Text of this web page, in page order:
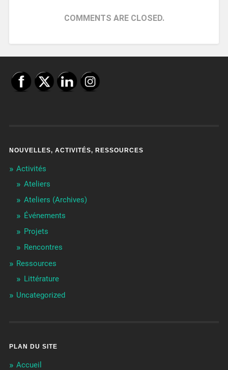
COMMENTS ARE CLOSED.
NOUVELLES, ACTIVITÉS, RESSOURCES
Activités
Ateliers
Ateliers (Archives)
Événements
Projets
Rencontres
Ressources
Littérature
Uncategorized
PLAN DU SITE
Accueil